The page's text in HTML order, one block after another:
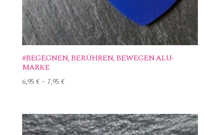
#BEGEGNEN, BERÜHREN, BEWEGEN ALU-
MARKE
6,95€ – 7,95€